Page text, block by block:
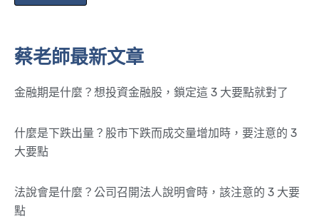
蔡老師最新文章
金融期是什麼？想投資金融股，鎖定這 3 大要點就對了
什麼是下跌出量？股市下跌而成交量增加時，要注意的 3
大要點
法說會是什麼？公司召開法人說明會時，該注意的 3 大要
點